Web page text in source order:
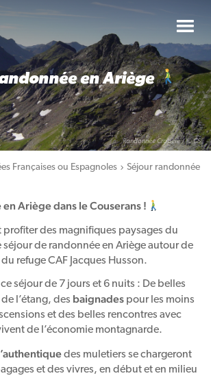
en Ariège
Randonnée Crabère / © CS
Françaises ou Espagnoles
Séjour randonnée
Ariège dans le Couserans !
profiter des magnifiques paysages du
séjour de randonnée en Ariège autour de
du refuge CAF Jacques Husson.
séjour de 7 jours et 6 nuits : De belles
l’étang, des baignades pour les moins
et des belles rencontres avec
de l’économie montagnarde.
des muletiers se chargeront
et des vivres, en début et en milieu